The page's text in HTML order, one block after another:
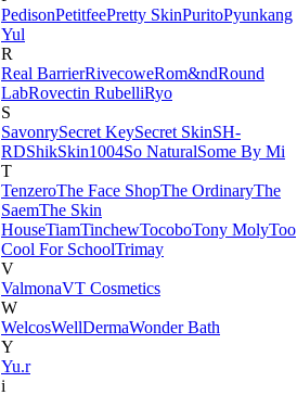
PedisonPetitfeePretty SkinPuritoPyunkang
Yul
R
Real BarrierRivecoweRom&ndRound
LabRovectin RubelliRyo
S
SavonrySecret KeySecret SkinSH-
RDShikSkin1004So NaturalSome By Mi
T
TenzeroThe Face ShopThe OrdinaryThe
SaemThe Skin
HouseTiamTinchewTocoboTony MolyToo
Cool For SchoolTrimay
V
ValmonaVT Cosmetics
W
WelcosWellDermaWonder Bath
Y
Yu.r
i